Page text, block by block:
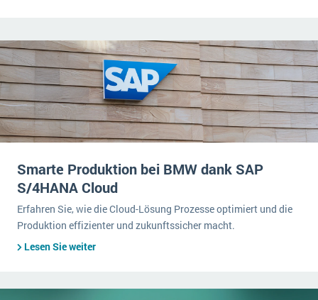
Smarte Produktion bei BMW dank SAP
S/4HANA Cloud
Erfahren Sie, wie die Cloud-Lösung Prozesse optimiert und die
Produktion effizienter und zukunftssicher macht.
Lesen Sie weiter